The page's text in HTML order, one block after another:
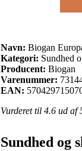
Navn: Biogan
Kategori: Sundhed
Producent: Biogan
Varenummer:
EAN:
Vurderet til 4.6 ud af
Sundhed og